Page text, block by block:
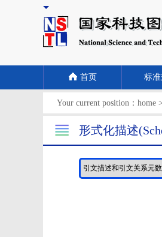
首页 标
Your current position： home >
形式化描述